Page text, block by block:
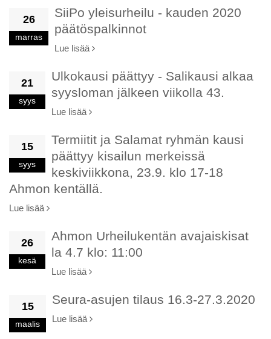
26
marras
SiiPo yleisurheilu - kauden 2020
päätöspalkinnot
Lue lisää
21
syys
Ulkokausi päättyy - Salikausi alkaa
syysloman jälkeen viikolla 43.
Lue lisää
15
syys
Termiitit ja Salamat ryhmän kausi
päättyy kisailun merkeissä
keskiviikkona, 23.9. klo 17-18
Ahmon kentällä.
Lue lisää
26
kesä
Ahmon Urheilukentän avajaiskisat
la 4.7 klo: 11:00
Lue lisää
15
maalis
Seura-asujen tilaus 16.3-27.3.2020
Lue lisää